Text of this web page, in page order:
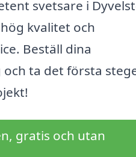
svetsare i
kvalitet och
Beställ dina
ta det första
gratis och utan